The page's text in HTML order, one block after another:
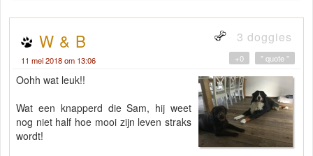
W & B 3 doggies
11 mei 2018 om 13:06 " quote "
+0
Oohh wat leuk!!
Wat een knapperd die Sam, hij weet
nog niet half hoe mooi zijn leven straks
wordt!